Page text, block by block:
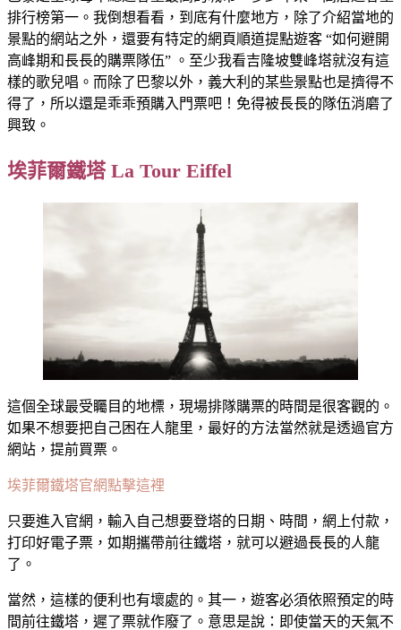
排行榜第一。我倒想看看，到底有什麼地方，除了介紹當地的
景點的網站之外，還要有特定的網頁順道提點遊客 “如何避開
高峰期和長長的購票隊伍” 。至少我看吉隆坡雙峰塔就沒有這
樣的歌兒唱。而除了巴黎以外，義大利的某些景點也是擠得不
得了，所以還是乖乖預購入門票吧！免得被長長的隊伍消磨了
興致。
埃菲爾鐵塔 La Tour Eiffel
這個全球最受矚目的地標，現場排隊購票的時間是很客觀的。
如果不想要把自己困在人龍里，最好的方法當然就是透過官方
網站，提前買票。
埃菲爾鐵塔官網點擊這裡
只要進入官網，輸入自己想要登塔的日期、時間，網上付款，
打印好電子票，如期攜帶前往鐵塔，就可以避過長長的人龍
了。
當然，這樣的便利也有壞處的。其一，遊客必須依照預定的時
間前往鐵塔，遲了票就作廢了。意思是說：即使當天的天氣不